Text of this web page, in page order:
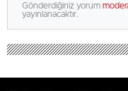
Gönderdiğiniz yorum
yayınlanacaktır.